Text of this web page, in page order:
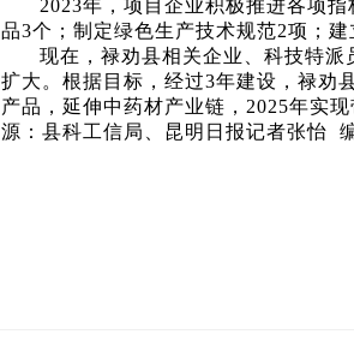
2023年，项目企业积极推进各项
品3个；制定绿色生产技术规范2项；
现在，禄劝县相关企业、科技特
扩大。根据目标，经过3年建设，禄劝
产品，延伸中药材产业链，2025年实
源：县科工信局、昆明日报记者张怡